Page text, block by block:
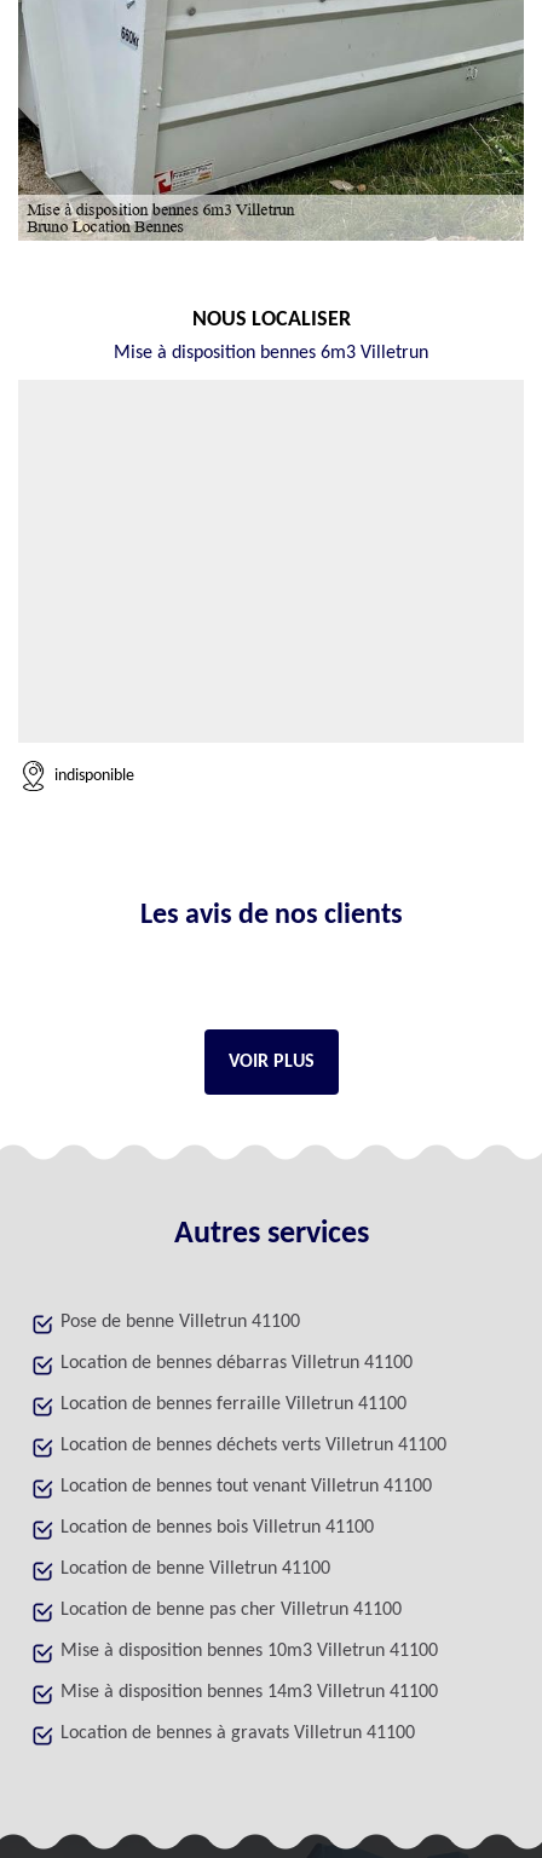
NOUS LOCALISER
Mise à disposition bennes 6m3 Villetrun
indisponible
Les avis de nos clients
VOIR PLUS
Autres services
Pose de benne Villetrun 41100
Location de bennes débarras Villetrun 41100
Location de bennes ferraille Villetrun 41100
Location de bennes déchets verts Villetrun 41100
Location de bennes tout venant Villetrun 41100
Location de bennes bois Villetrun 41100
Location de benne Villetrun 41100
Location de benne pas cher Villetrun 41100
Mise à disposition bennes 10m3 Villetrun 41100
Mise à disposition bennes 14m3 Villetrun 41100
Location de bennes à gravats Villetrun 41100